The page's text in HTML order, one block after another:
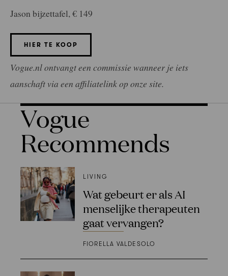
Jason bijzettafel, € 149
HIER TE KOOP
Vogue.nl ontvangt een commissie wanneer je iets
aanschaft via een affiliatelink op onze site.
Vogue
Recommends
LIVING
Wat gebeurt er als AI
menselijke therapeuten
gaat vervangen?
FIORELLA VALDESOLO